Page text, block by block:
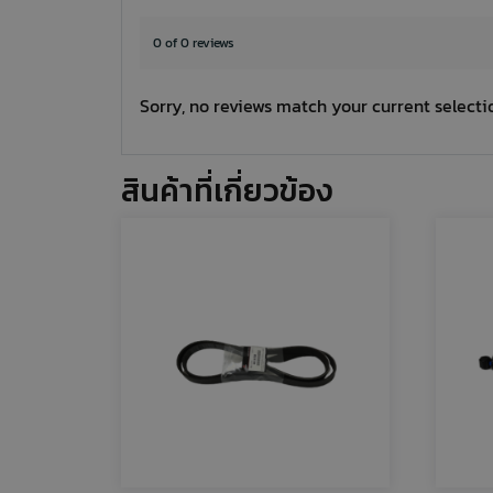
0 of 0 reviews
Sorry, no reviews match your current
สินค้าที่เกี่ยวข้อง